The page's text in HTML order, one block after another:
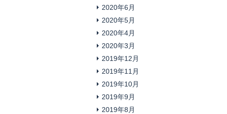
2020年6月
2020年5月
2020年4月
2020年3月
2019年12月
2019年11月
2019年10月
2019年9月
2019年8月